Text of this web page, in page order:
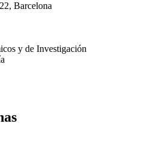
Barcelona
y de Investigación